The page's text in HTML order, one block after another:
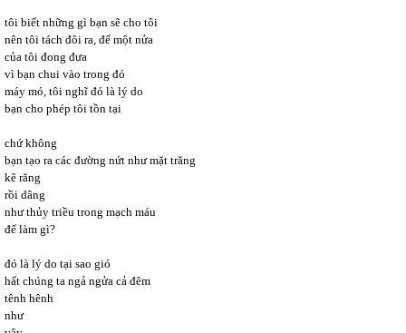
tôi biết những gì bạn sẽ cho tôi
nên tôi tách đôi ra, để một nửa
của tôi đong đưa
vì bạn chui vào trong đó
máy mó, tôi nghĩ đó là lý do
bạn cho phép tôi tồn tại
chứ không
bạn tạo ra các đường nứt như mặt trăng
kẽ răng
rồi dâng
như thủy triều trong mạch máu
để làm gì?
đó là lý do tại sao gió
hất chúng ta ngả ngửa cả đêm
tênh hênh
như